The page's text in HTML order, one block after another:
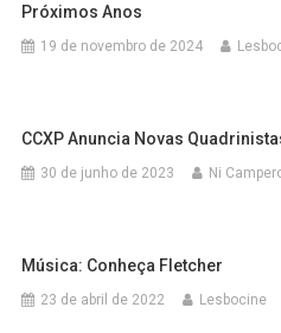
Próximos Anos
19 de novembro de 2024
CCXP Anuncia Novas
30 de junho de 2023 Ni
Música: Conheça Fletcher
23 de abril de 2022 Lesbocine